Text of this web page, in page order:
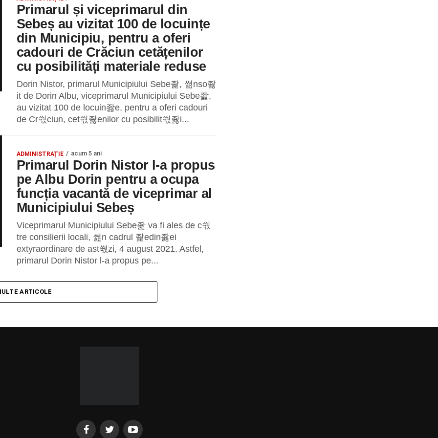
Primarul și viceprimarul din
Sebeș au vizitat 100 de locuințe
din Municipiu, pentru a oferi
cadouri de Crăciun cetățenilor
cu posibilități materiale reduse
Dorin Nistor, primarul Municipiului Sebe좙, 쎮nso좛
it de Dorin Albu, viceprimarul Municipiului Sebe좙,
au vizitat 100 de locuin좛e, pentru a oferi cadouri
de Cr쒃ciun, cet쒃좛enilor cu posibilit쒃좛i...
ADMINISTRAȚIE acum 5 ani
Primarul Dorin Nistor l-a propus
pe Albu Dorin pentru a ocupa
funcția vacantă de viceprimar al
Municipiului Sebeș
Viceprimarul Municipiului Sebe좙 va fi ales de c쒃
tre consilierii locali, 쎮n cadrul 좙edin좛ei
extyraordinare de ast쒃zi, 4 august 2021. Astfel,
primarul Dorin Nistor l-a propus pe...
ARTICOLE